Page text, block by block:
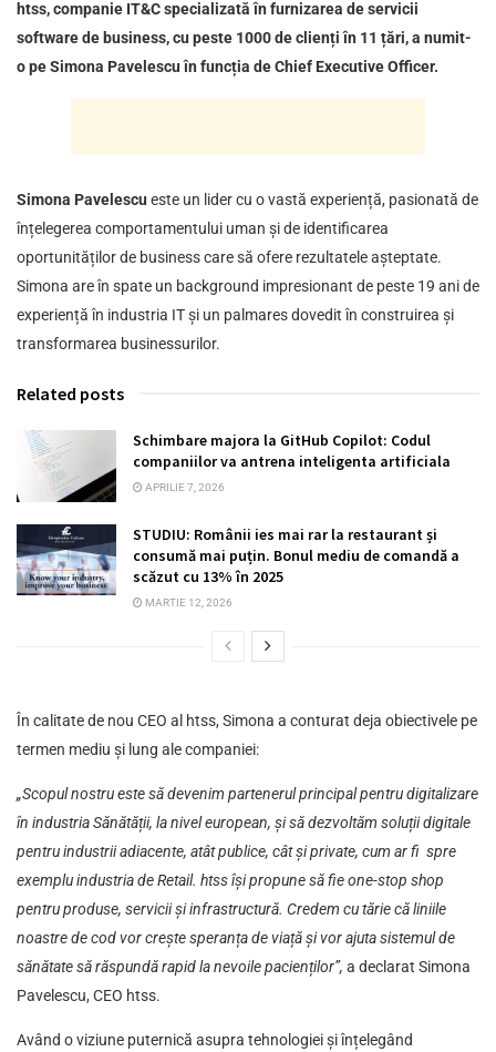
htss, companie IT&C specializată în furnizarea de servicii
software de business, cu peste 1000 de clienți în 11 țări, a numit-
o pe Simona Pavelescu în funcția de Chief Executive Officer.
Simona Pavelescu este un lider cu o vastă experiență, pasionată de
înțelegerea comportamentului uman și de identificarea
oportunităților de business care să ofere rezultatele așteptate.
Simona are în spate un background impresionant de peste 19 ani de
experiență în industria IT și un palmares dovedit în construirea și
transformarea businessurilor.
Related posts
Schimbare majora la GitHub Copilot: Codul
companiilor va antrena inteligenta artificiala
APRILIE 7, 2026
STUDIU: Românii ies mai rar la restaurant și
consumă mai puțin. Bonul mediu de comandă a
scăzut cu 13% în 2025
MARTIE 12, 2026
În calitate de nou CEO al htss, Simona a conturat deja obiectivele pe
termen mediu și lung ale companiei:
„Scopul nostru este să devenim partenerul principal pentru digitalizare
în industria Sănătății, la nivel european, și să dezvoltăm soluții digitale
pentru industrii adiacente, atât publice, cât și private, cum ar fi spre
exemplu industria de Retail. htss își propune să fie one-stop shop
pentru produse, servicii și infrastructură. Credem cu tărie că liniile
noastre de cod vor crește speranța de viață și vor ajuta sistemul de
sănătate să răspundă rapid la nevoile pacienților”, a declarat Simona
Pavelescu, CEO htss.
Având o viziune puternică asupra tehnologiei și înțelegând